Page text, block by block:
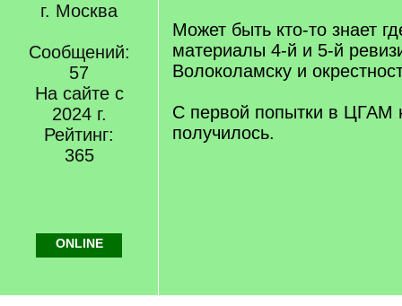
г. Москва
Сообщений:
57
На сайте с
2024 г.
Рейтинг:
365
Может быть кто-то знает
материалы 4-й и 5-й
Волоколамску и
С первой попытки в ЦГАМ
получилось.
ONLINE